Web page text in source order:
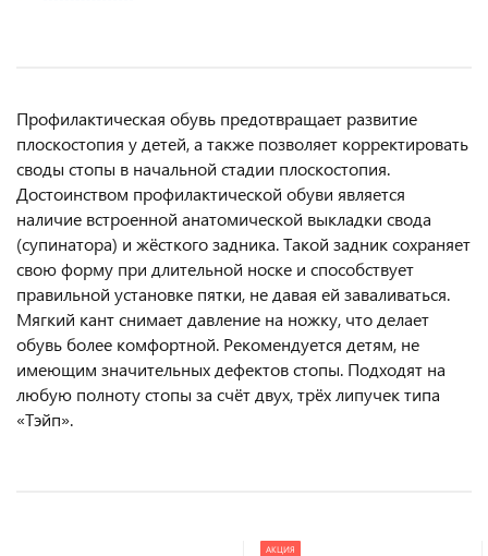
Профилактическая обувь предотвращает развитие
плоскостопия у детей, а также позволяет корректировать
своды стопы в начальной стадии плоскостопия.
Достоинством профилактической обуви является
наличие встроенной анатомической выкладки свода
(супинатора) и жёсткого задника. Такой задник сохраняет
свою форму при длительной носке и способствует
правильной установке пятки, не давая ей заваливаться.
Мягкий кант снимает давление на ножку, что делает
обувь более комфортной. Рекомендуется детям, не
имеющим значительных дефектов стопы. Подходят на
любую полноту стопы за счёт двух, трёх липучек типа
«Тэйп».
АКЦИЯ